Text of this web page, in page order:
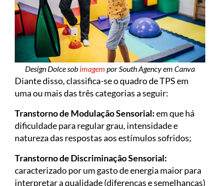
Design Dolce sob imagem por South Agency em Canva
Diante disso, classifica-se o quadro de TPS em
uma ou mais das três categorias a seguir:
Transtorno de Modulação Sensorial:em que há
dificuldade para regular grau, intensidade e
natureza das respostas aos estímulos sofridos;
Transtorno de Discriminação Sensorial:
caracterizado por um gasto de energia maior para
interpretar a qualidade (diferenças e semelhanças)